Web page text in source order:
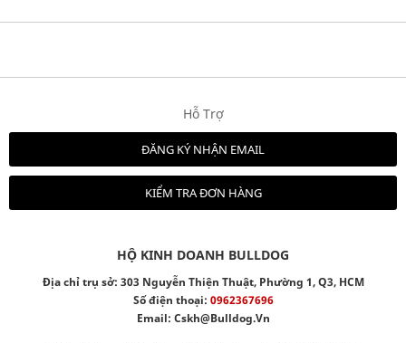
Hỗ Trợ
ĐĂNG KÝ NHẬN EMAIL
KIỂM TRA ĐƠN HÀNG
HỘ KINH DOANH BULLDOG
Địa chỉ trụ sở: 303 Nguyễn Thiện Thuật, Phường 1, Q3, HCM
Số điện thoại: 0962367696
Email: Cskh@bulldog.vn